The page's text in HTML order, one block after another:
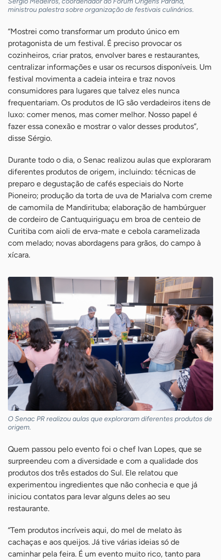
ministrou palestra sobre organização de festivais culinários.
“Mostrei como transformar um produto único em
protagonista de um festival. É preciso provocar os
cozinheiros, criar pratos, envolver bares e restaurantes,
centralizar informações e usar os recursos disponíveis. Um
festival movimenta a cadeia inteira e traz novos
consumidores para lugares que talvez eles nunca
frequentariam. Os produtos de IG são verdadeiros itens de
luxo: comer menos, mas comer melhor. Nosso papel é
fazer essa conexão e mostrar o valor desses produtos”,
disse Sérgio.
Durante todo o dia, o Senac realizou aulas que exploraram
diferentes produtos de origem, incluindo: técnicas de
preparo e degustação de cafés especiais do Norte
Pioneiro; produção da torta de uva de Marialva com creme
de camomila de Mandirituba; elaboração de hambúrguer
de cordeiro de Cantuquiriguaçu em broa de centeio de
Curitiba com aioli de erva-mate e cebola caramelizada
com melado; novas abordagens para grãos, do campo à
xícara.
O Senac PR realizou aulas que exploraram diferentes produtos de
origem.
Quem passou pelo evento foi o chef Ivan Lopes, que se
surpreendeu com a diversidade e com a qualidade dos
produtos dos três estados do Sul. Ele relatou que
experimentou ingredientes que não conhecia e que já
iniciou contatos para levar alguns deles ao seu
restaurante.
“Tem produtos incríveis aqui, do mel de melato às
cachaças e aos queijos. Já tive várias ideias só de
caminhar pela feira. É um evento muito rico, tanto para